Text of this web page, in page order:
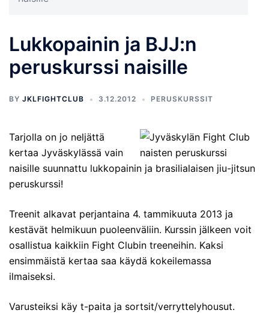
Lukkopainin ja BJJ:n
peruskurssi naisille
BY JKLFIGHTCLUB 3.12.2012 PERUSKURSSIT
Tarjolla on jo neljättä
kertaa Jyväskylässä vain
naisille suunnattu lukkopainin ja brasilialaisen jiu-jitsun
peruskurssi!
Treenit alkavat perjantaina 4. tammikuuta 2013 ja
kestävät helmikuun puoleenväliin. Kurssin jälkeen voit
osallistua kaikkiin Fight Clubin treeneihin. Kaksi
ensimmäistä kertaa saa käydä kokeilemassa
ilmaiseksi.
Varusteiksi käy t-paita ja sortsit/verryttelyhousut.